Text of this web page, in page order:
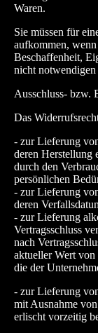
Waren.
Sie müssen für
aufkommen,
Beschaffenheit,
nicht
Ausschluss- bzw.
Das
- zur Lieferung
deren Herstellung
durch den
persönlichen
- zur Lieferung
deren
- zur Lieferung
Vertragsschluss
nach
aktueller Wert
die der
- zur Lieferung
mit Ausnahme
erlischt vorzeitig